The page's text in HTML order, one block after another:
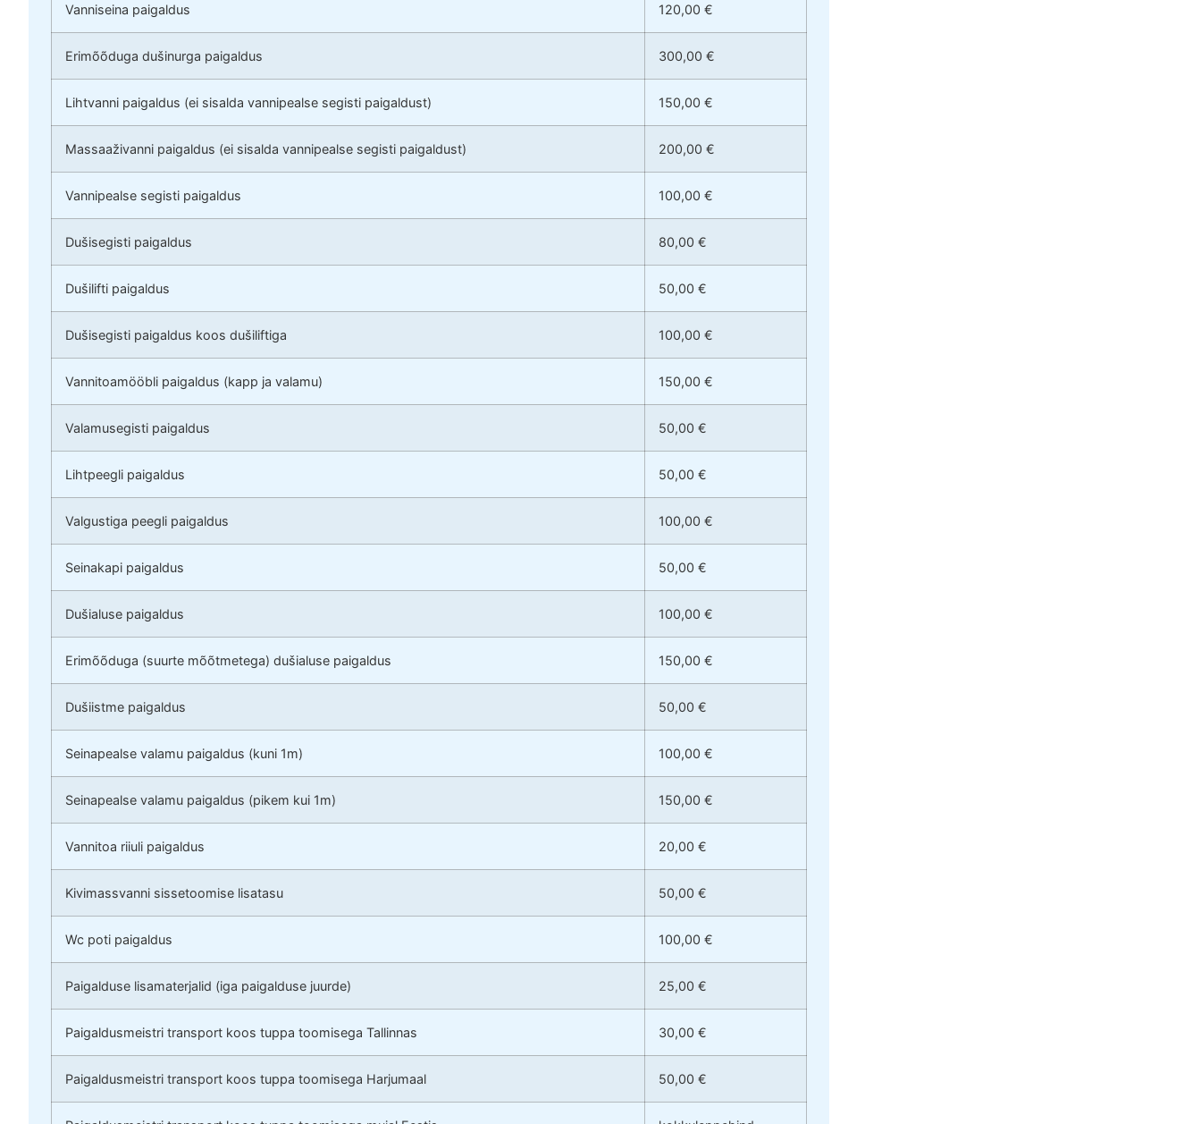
Vanniseina paigaldus 120,00 €
Erimõõduga dušinurga paigaldus 300,00 €
Lihtvanni paigaldus (ei sisalda vannipealse segisti paigaldust) 150,00 €
Massaaživanni paigaldus (ei sisalda vannipealse segisti paigaldust) 200,00 €
Vannipealse segisti paigaldus 100,00 €
Dušisegisti paigaldus 80,00 €
Dušilifti paigaldus 50,00 €
Dušisegisti paigaldus koos dušiliftiga 100,00 €
Vannitoamööbli paigaldus (kapp ja valamu) 150,00 €
Valamusegisti paigaldus 50,00 €
Lihtpeegli paigaldus 50,00 €
Valgustiga peegli paigaldus 100,00 €
Seinakapi paigaldus 50,00 €
Dušialuse paigaldus 100,00 €
Erimõõduga (suurte mõõtmetega) dušialuse paigaldus 150,00 €
Dušiistme paigaldus 50,00 €
Seinapealse valamu paigaldus (kuni 1m) 100,00 €
Seinapealse valamu paigaldus (pikem kui 1m) 150,00 €
Vannitoa riiuli paigaldus 20,00 €
Kivimassvanni sissetoomise lisatasu 50,00 €
Wc poti paigaldus 100,00 €
Paigalduse lisamaterjalid (iga paigalduse juurde) 25,00 €
Paigaldusmeistri transport koos tuppa toomisega Tallinnas 30,00 €
Paigaldusmeistri transport koos tuppa toomisega Harjumaal 50,00 €